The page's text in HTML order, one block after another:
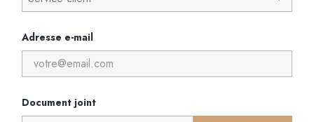
Adresse e-mail
Document joint